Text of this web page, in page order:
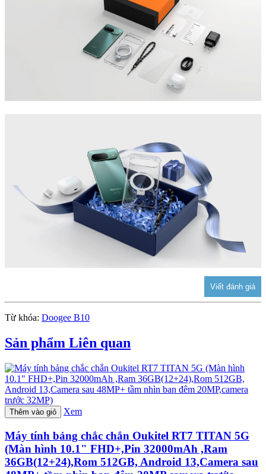
Từ khóa: Doogee B10
Sản phẩm Liên quan
Thêm vào giỏ Xem
Máy tính bảng chắc chắn Oukitel RT7 TITAN 5G
(Màn hình 10.1" FHD+,Pin 32000mAh ,Ram
36GB(12+24),Rom 512GB, Android 13,Camera sau